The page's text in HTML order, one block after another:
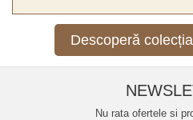
Descoperă
Nu rata ofertele si